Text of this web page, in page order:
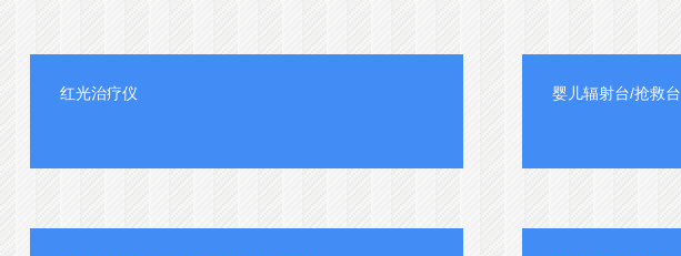
红光治疗仪 婴儿辐射台/抢救台